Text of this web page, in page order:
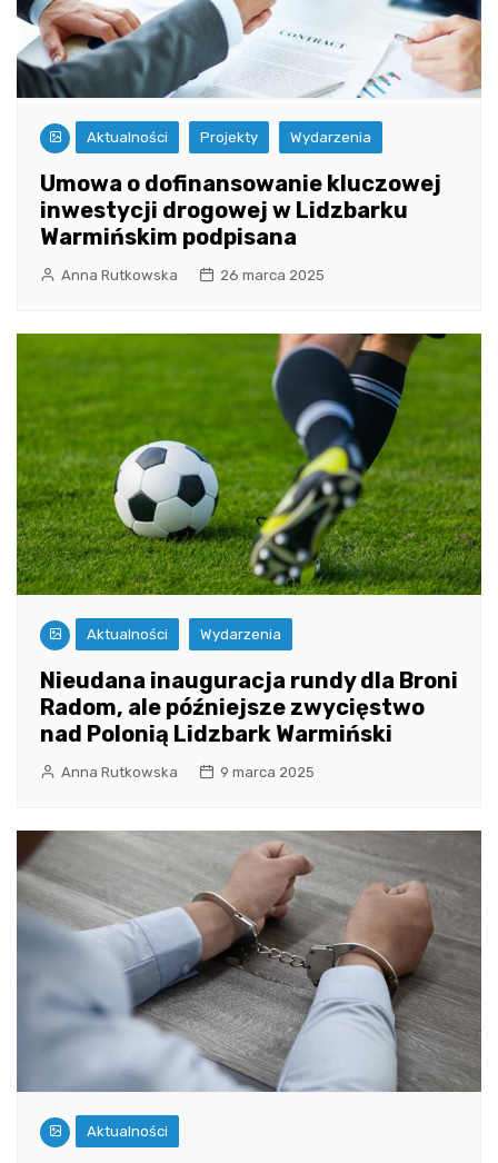
Aktualności Projekty Wydarzenia
Umowa o dofinansowanie kluczowej
inwestycji drogowej w Lidzbarku
Warmińskim podpisana
Anna Rutkowska 26 marca 2025
Aktualności Wydarzenia
Nieudana inauguracja rundy dla Broni
Radom, ale późniejsze zwycięstwo
nad Polonią Lidzbark Warmiński
Anna Rutkowska 9 marca 2025
Aktualności